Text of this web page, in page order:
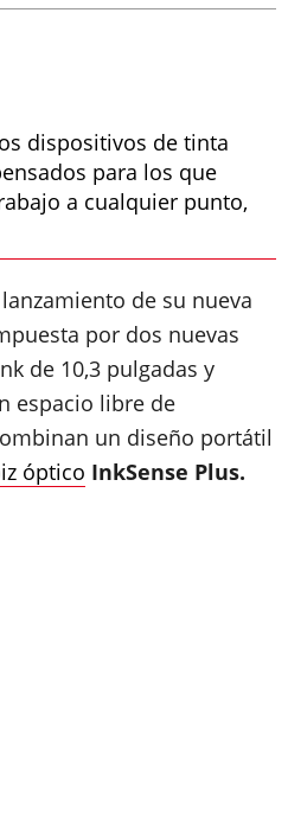
dispositivos de tinta
para los que
a cualquier punto,
de su nueva
por dos nuevas
de 10,3 pulgadas y
espacio libre de
un diseño portátil
óptico InkSense Plus.